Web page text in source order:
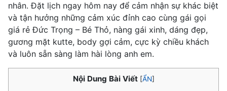
nhân. Đặt lịch ngay hôm nay để cảm nhận sự khác biệt
và tận hưởng những cảm xúc đỉnh cao cùng gái gọi
giá rẻ Đức Trọng – Bé Thỏ, nàng gái xinh, dáng đẹp,
gương mặt kutte, body gợi cảm, cực kỳ chiều khách
và luôn sẵn sàng làm hài lòng anh em.
Nội Dung Bài Viết [ẨN]